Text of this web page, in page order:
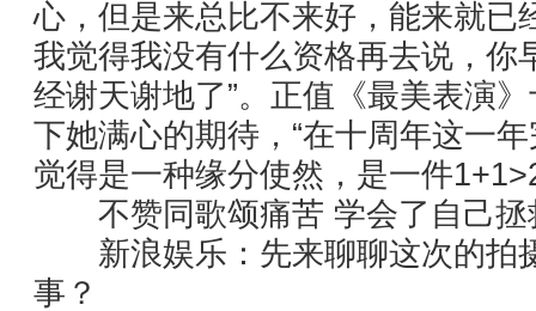
心，但是来总比不来好，能来就已
我觉得我没有什么资格再去说，你
经谢天谢地了”。正值《最美表演
下她满心的期待，“在十周年这一
觉得是一种缘分使然，是一件
不赞同歌颂痛苦 学会了自己拯
新浪娱乐：先来聊聊这次的拍
事？